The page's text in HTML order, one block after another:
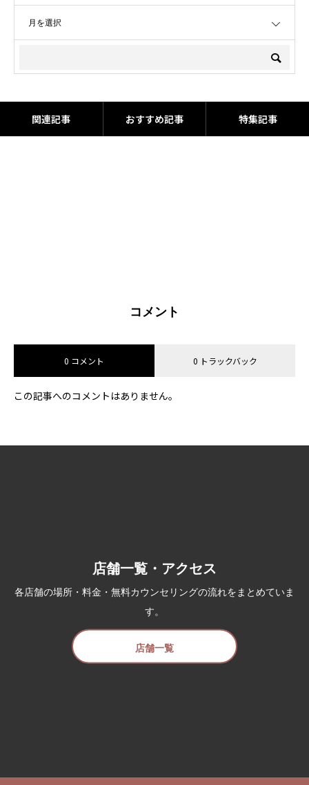
関連記事 おすすめ記事 特集記事
コメント
0 コメント 0 トラックバック
この記事へのコメントはありません。
店舗一覧・アクセス
各店舗の場所・料金・無料カウンセリングの流れをまとめていま
す。
店舗一覧